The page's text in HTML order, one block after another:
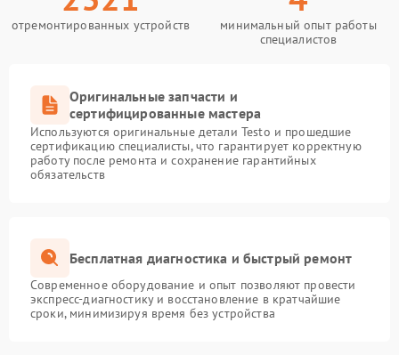
отремонтированных устройств
минимальный опыт работы
специалистов
Оригинальные запчасти и
сертифицированные мастера
Используются оригинальные детали Testo и прошедшие
сертификацию специалисты, что гарантирует корректную
работу после ремонта и сохранение гарантийных
обязательств
Бесплатная диагностика и быстрый ремонт
Современное оборудование и опыт позволяют провести
экспресс-диагностику и восстановление в кратчайшие
сроки, минимизируя время без устройства